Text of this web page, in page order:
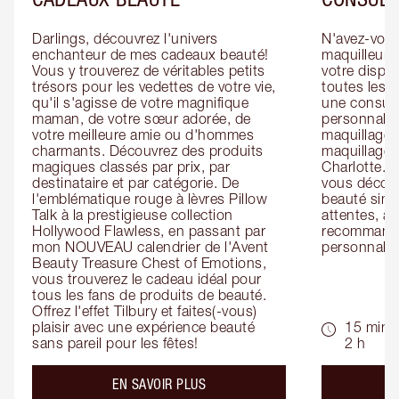
Darlings, découvrez l'univers
enchanteur de mes cadeaux beauté!
Vous y trouverez de véritables petits
trésors pour les vedettes de votre vie,
qu'il s'agisse de votre magnifique
maman, de votre sœur adorée, de
votre meilleure amie ou d'hommes
charmants. Découvrez des produits
magiques classés par prix, par
destinataire et par catégorie. De
l'emblématique rouge à lèvres Pillow
Talk à la prestigieuse collection
Hollywood Flawless, en passant par
mon NOUVEAU calendrier de l'Avent
Beauty Treasure Chest of Emotions,
vous trouverez le cadeau idéal pour
tous les fans de produits de beauté.
Offrez l'effet Tilbury et faites(-vous)
plaisir avec une expérience beauté
sans pareil pour les fêtes!
EN SAVOIR PLUSabout the
N'avez-
maquilleur
votre
toutes les
une
maquillage
maquillage
Charlotte.
vous
beauté
attentes,
15 min -
2 h